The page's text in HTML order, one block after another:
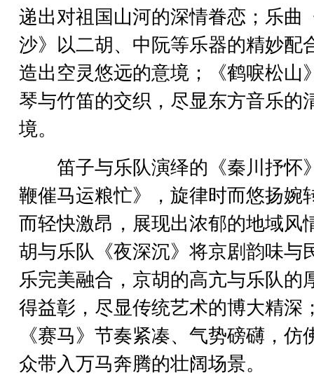
递出对祖国山河的深情眷恋；乐曲
沙》以二胡、中阮等乐器的精妙配
造出空灵悠远的意境；《鹤唳松山
琴与竹笛的交织，尽显东方音乐的
境。
笛子与乐队演绎的《秦川抒怀
鞭催马运粮忙》，旋律时而悠扬婉
而轻快激昂，展现出浓郁的地域风
胡与乐队《夜深沉》将京剧韵味与
乐完美融合，京胡的高亢与乐队的
得益彰，尽显传统艺术的博大精深
《赛马》节奏紧凑、气势磅礴，仿
众带入万马奔腾的壮阔场景。